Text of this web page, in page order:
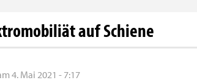
auf Schiene
4. Mai 2021 - 7:17